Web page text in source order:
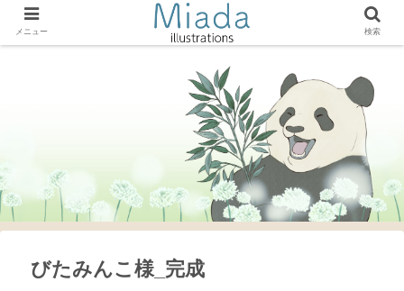
びたみんこ様_完成
メニュー 検索